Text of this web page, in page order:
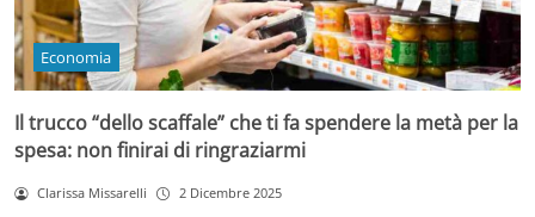
Economia
Il trucco “dello scaffale” che ti fa spendere la metà per la
spesa: non finirai di ringraziarmi
Clarissa Missarelli 2 Dicembre 2025